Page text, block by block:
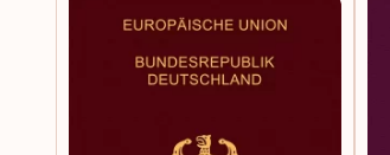
Fiji
Filipinas